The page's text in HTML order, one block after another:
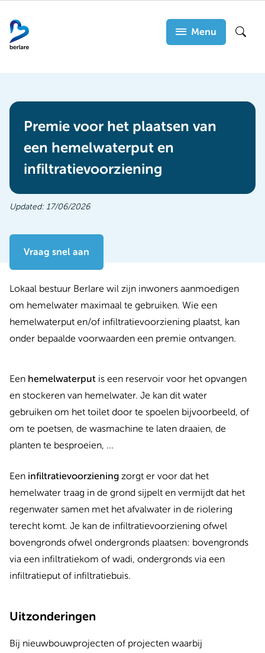
en
naar
Menu
Premie voor het plaatsen van
een hemelwaterput en
infiltratievoorziening
Updated: 17/06/2026
Vraag snel aan
Lokaal bestuur Berlare wil zijn inwoners aanmoedigen
om hemelwater maximaal te gebruiken. Wie een
hemelwaterput en/of infiltratievoorziening plaatst, kan
onder bepaalde voorwaarden een premie ontvangen.
Een hemelwaterput is een reservoir voor het opvangen
en stockeren van hemelwater. Je kan dit water
gebruiken om het toilet door te spoelen bijvoorbeeld, of
om te poetsen, de wasmachine te laten draaien, de
planten te besproeien, ...
Een infiltratievoorziening zorgt er voor dat het
hemelwater traag in de grond sijpelt en vermijdt dat het
regenwater samen met het afvalwater in de riolering
terecht komt. Je kan de infiltratievoorziening ofwel
bovengronds ofwel ondergronds plaatsen: bovengronds
via een infiltratiekom of wadi, ondergronds via een
infiltratieput of infiltratiebuis.
Uitzonderingen
Bij nieuwbouwprojecten of projecten waarbij